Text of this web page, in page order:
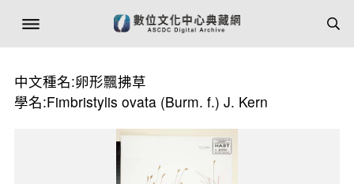
中文種名:卵形飄拂草
學名:Fimbristylis ovata (Burm. f.) J. Kern